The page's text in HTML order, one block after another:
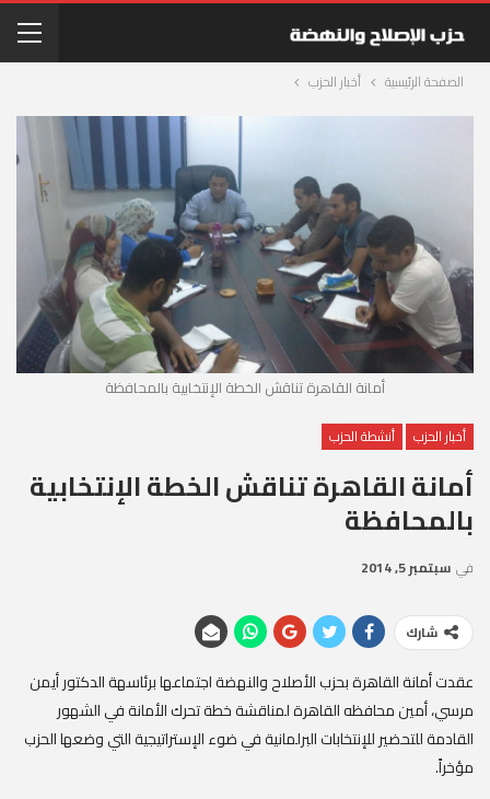
الصفحة الرئيسية أخبار الحزب
أمانة القاهرة تناقش الخطة الإنتخابية بالمحافظة
أخبار الحزب أنشطة الحزب
أمانة القاهرة تناقش الخطة الإنتخابية
بالمحافظة
في سبتمبر 5, 2014
شارك
عقدت أمانة القاهرة بحزب الأصلاح والنهضة اجتماعها برئاسهة الدكتور أيمن
مرسي، أمين محافظه القاهرة لمناقشة خطة تحرك الأمانة في الشهور
القادمة للتحضير للإنتخابات البرلمانية في ضوء الإستراتيجية التي وضعها الحزب
مؤخراً.